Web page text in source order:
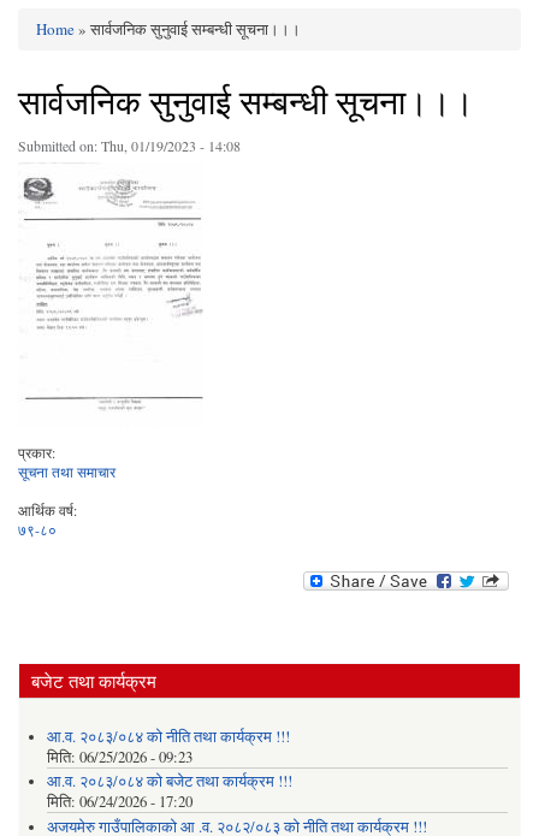
Home» सार्वजनिक सुनुवाई सम्बन्धी सूचना।।।
सार्वजनिक सुनुवाई सम्बन्धी सूचना।।।
Submitted on:Thu, 01/19/2023 - 14:08
प्रकार:
सूचना तथा समाचार
आर्थिक वर्ष:
७९-८०
बजेट तथा कार्यक्रम
आ.व. २०८३/०८४ को नीति तथा कार्यक्रम !!!
मिति: 06/25/2026 - 09:23
आ.व. २०८३/०८४ को बजेट तथा कार्यक्रम !!!
मिति: 06/24/2026 - 17:20
अजयमेरु गाउँपालिकाको आ .व. २०८२/०८३ को नीति तथा कार्यक्रम !!!